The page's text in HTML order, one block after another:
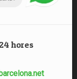
hores